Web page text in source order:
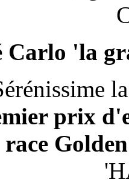
Carlo 'la
prix
race